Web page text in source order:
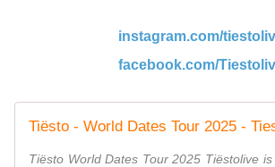
instagram.com/
facebook.com/
Tiësto World Dates Tour 2025 Tiëstolive